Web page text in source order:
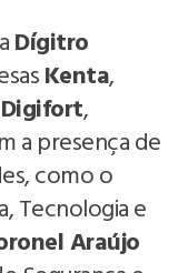
Dígitro
Kenta,
Digifort,
a presença de
como o
Tecnologia e
Araújo